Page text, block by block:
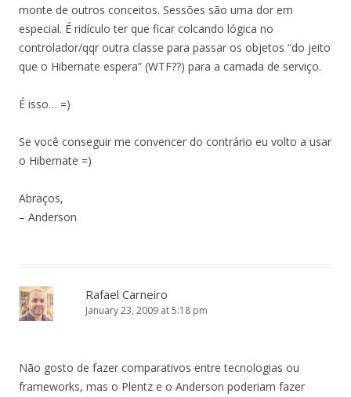
monte de outros conceitos. Sessões são uma dor em
especial. É ridículo ter que ficar colcando lógica no
controlador/qqr outra classe para passar os objetos “do jeito
que o Hibernate espera” (WTF??) para a camada de serviço.
É isso… =)
Se você conseguir me convencer do contrário eu volto a usar
o Hibernate =)
Abraços,
– Anderson
Rafael Carneiro
January 23, 2009 at 5:18 pm
Não gosto de fazer comparativos entre tecnologias ou
frameworks, mas o Plentz e o Anderson poderiam fazer